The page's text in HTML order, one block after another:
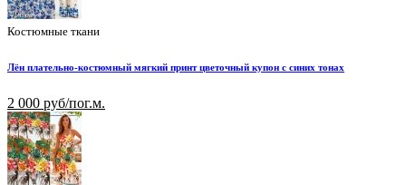
Костюмные ткани
Лён плательно-костюмный мягкий принт цветочный купон с синих тонах
2 000 руб/пог.м.